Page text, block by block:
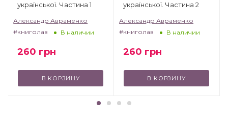
української. Частина 1
Александр Авраменко
#книголав
В наличии
260 грн
В КОРЗИНУ
української. Частина 2
Александр Авраменко
#книголав
В наличии
260 грн
В КОРЗИНУ